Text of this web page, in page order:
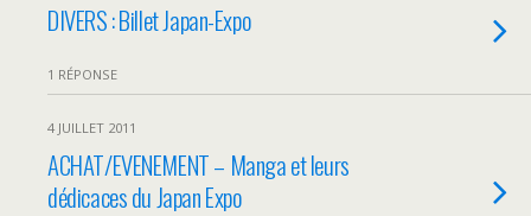
DIVERS : Billet Japan-Expo
1 RÉPONSE
4 JUILLET 2011
ACHAT/EVENEMENT – Manga et leurs
dédicaces du Japan Expo